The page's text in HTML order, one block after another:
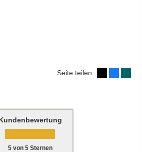
Seite teilen:
5von 5Sternen